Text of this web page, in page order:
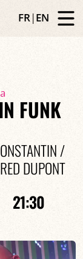
FR|EN
FUNK
/
DUPONT
21:30